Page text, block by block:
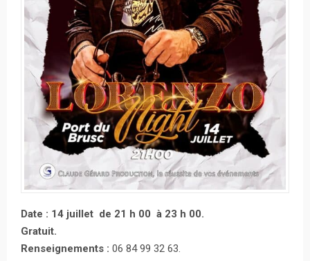
Date : 14 juillet de 21 h 00 à 23 h 00.
Gratuit.
Renseignements : 06 84 99 32 63.